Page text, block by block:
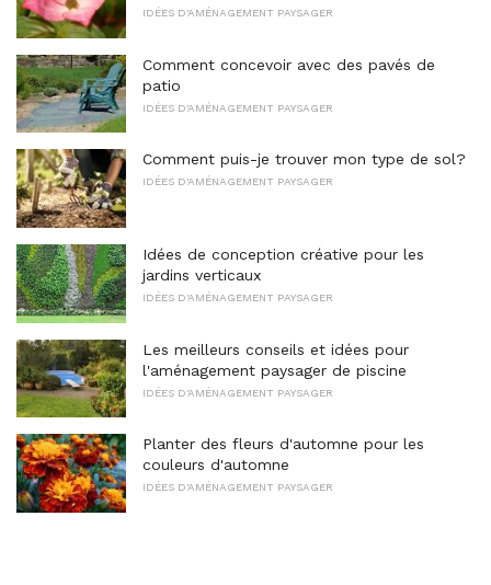
IDÉES D'AMÉNAGEMENT PAYSAGER
Comment concevoir avec des pavés de
patio
IDÉES D'AMÉNAGEMENT PAYSAGER
Comment puis-je trouver mon type de sol?
IDÉES D'AMÉNAGEMENT PAYSAGER
Idées de conception créative pour les
jardins verticaux
IDÉES D'AMÉNAGEMENT PAYSAGER
Les meilleurs conseils et idées pour
l'aménagement paysager de piscine
IDÉES D'AMÉNAGEMENT PAYSAGER
Planter des fleurs d'automne pour les
couleurs d'automne
IDÉES D'AMÉNAGEMENT PAYSAGER